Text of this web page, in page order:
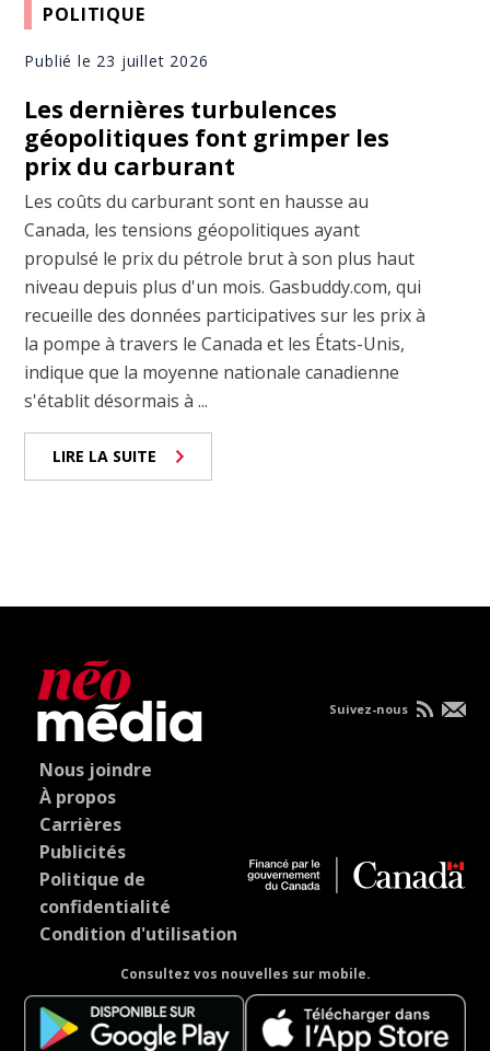
POLITIQUE
Publié le 23 juillet 2026
Les dernières turbulences
géopolitiques font grimper les
prix du carburant
Les coûts du carburant sont en hausse au
Canada, les tensions géopolitiques ayant
propulsé le prix du pétrole brut à son plus haut
niveau depuis plus d'un mois. Gasbuddy.com, qui
recueille des données participatives sur les prix à
la pompe à travers le Canada et les États-Unis,
indique que la moyenne nationale canadienne
s'établit désormais à ...
LIRE LA SUITE
Nous joindre
À propos
Carrières
Publicités
Politique de
confidentialité
Condition d'utilisation
Consultez vos nouvelles sur mobile.
Suivez-nous